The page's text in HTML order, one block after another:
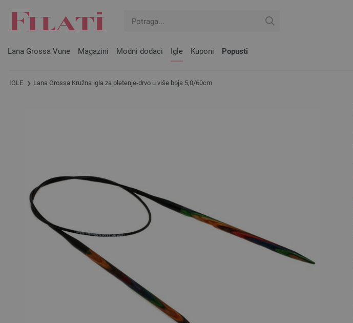
Lana Grossa Vune Magazini Modni dodaci Igle Kuponi Popusti
IGLE Lana Grossa Kružna igla za pletenje-drvo u više boja 5,0/60cm